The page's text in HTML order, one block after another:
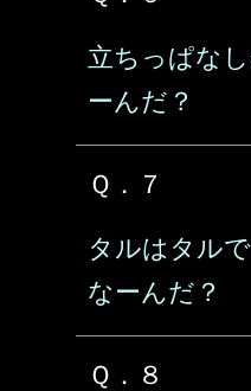
立ちっぱな
ーんだ？
Ｑ．７
タルはタル
なーんだ？
Ｑ．８